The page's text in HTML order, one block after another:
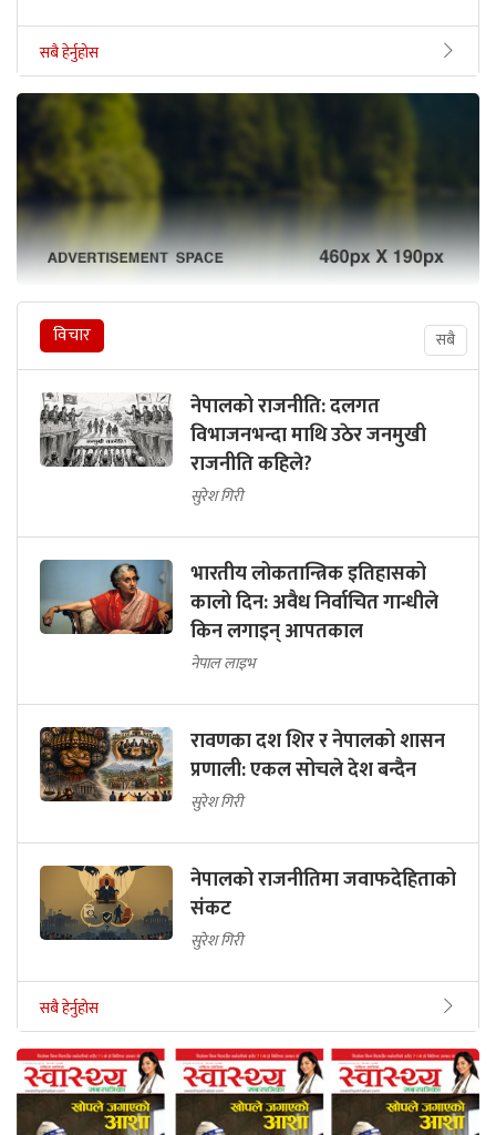
सबै हेर्नुहोस
विचार सबै
नेपालको राजनीति: दलगत
विभाजनभन्दा माथि उठेर जनमुखी
राजनीति कहिले?
सुरेश गिरी
भारतीय लोकतान्त्रिक इतिहासको
कालो दिन: अवैध निर्वाचित गान्धीले
किन लगाइन् आपतकाल
नेपाल लाइभ
रावणका दश शिर र नेपालको शासन
प्रणाली: एकल सोचले देश बन्दैन
सुरेश गिरी
नेपालको राजनीतिमा जवाफदेहिताको
संकट
सुरेश गिरी
सबै हेर्नुहोस